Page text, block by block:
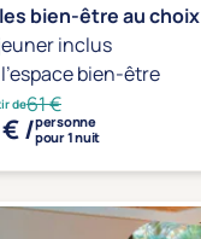
bien-être au choix
inclus
bien-être
de61 €
/personne
pour 1 nuit